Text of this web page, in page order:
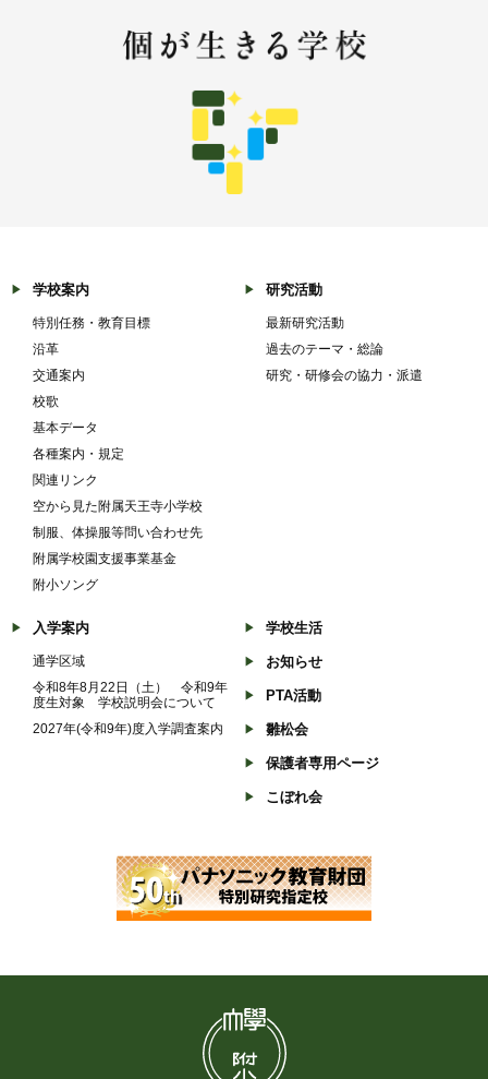
学校案内
特別任務・教育目標
沿革
交通案内
校歌
基本データ
各種案内・規定
関連リンク
空から見た附属天王寺小学校
制服、体操服等問い合わせ先
附属学校園支援事業基金
附小ソング
研究活動
最新研究活動
過去のテーマ・総論
研究・研修会の協力・派遣
入学案内
通学区域
令和8年8月22日（土） 令和9年
度生対象 学校説明会について
2027年(令和9年)度入学調査案内
学校生活
お知らせ
PTA活動
雛松会
保護者専用ページ
こぼれ会